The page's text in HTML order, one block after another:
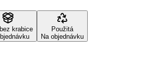
krabice
Použitá
Na objednávku